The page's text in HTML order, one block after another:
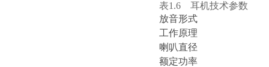
表1.6 耳机技术参数
放音形式
工作原理
喇叭直径
额定功率